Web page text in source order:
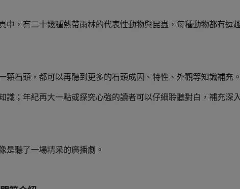
中，有二十幾種熱帶雨林的代表性動物與昆蟲，每種動物都有逗
顆石頭，都可以再聽到更多的石頭成因、特性、外觀等知識補充。
識；年紀再大一點或探究心強的讀者可以仔細聆聽對白，補充深入
是聽了一場精采的廣播劇。